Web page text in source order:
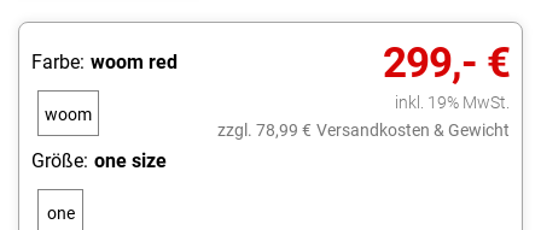
299,- €
inkl. 19% MwSt.
zzgl. 78,99 € Versandkosten & Gewicht
Farbe: woom red
woom
Größe: one size
one